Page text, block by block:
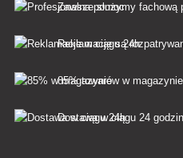
Zawsze służymy fachową
Reklamacje są
85% towarów w magazynie
Dostawa w ciągu 24